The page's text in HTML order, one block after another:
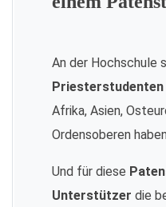
An der Hochschule
Priesterstudenten
Afrika, Asien,
Ordensoberen
Und für diese
Unterstützer die